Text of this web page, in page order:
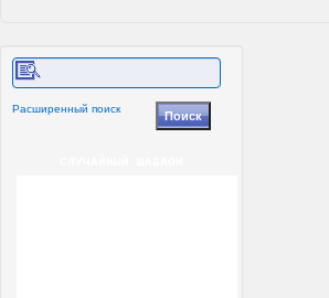
Расширенный поиск